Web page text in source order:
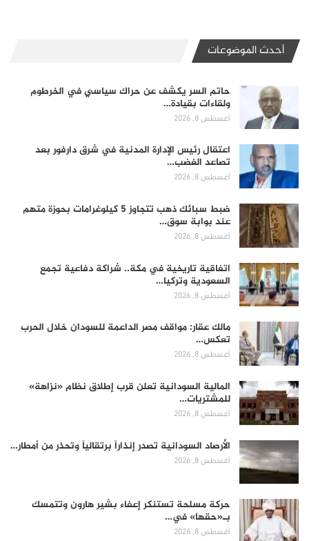
أحدث الموضوعات
حاتم السر يكشف عن حراك سياسي في الخرطوم
ولقاءات بقيادة…
أغسطس 8, 2026
اعتقال رئيس الإدارة المدنية في شرق دارفور بعد
تصاعد الغضب…
أغسطس 8, 2026
ضبط سبائك ذهب تتجاوز 5 كيلوغرامات بحوزة متهم
عند بوابة سوق…
أغسطس 8, 2026
اتفاقية تاريخية في مكة.. شراكة دفاعية تجمع
السعودية وتركيا…
أغسطس 8, 2026
مالك عقار: مواقف مصر الداعمة للسودان خلال الحرب
تعكس…
أغسطس 8, 2026
المالية السودانية تعلن قرب إطلاق نظام «نزاهة»
للمشتريات…
أغسطس 8, 2026
الأرصاد السودانية تصدر إنذاراً برتقالياً وتحذر من أمطار…
أغسطس 8, 2026
حركة مسلحة تستنكر إعفاء بشير هارون وتتمسك
بـ«حقها» في…
أغسطس 8, 2026